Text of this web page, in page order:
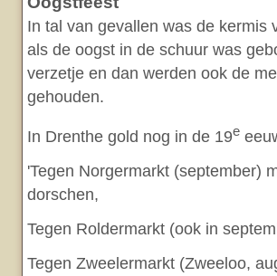
In tal van gevallen was de kermis
als de oogst in de schuur was
verzetje en dan werden ook de
gehouden.
In Drenthe gold nog in de 19e
'Tegen Norgermarkt (september)
dorschen,
Tegen Roldermarkt (ook in
Tegen Zweelermarkt (Zweeloo,